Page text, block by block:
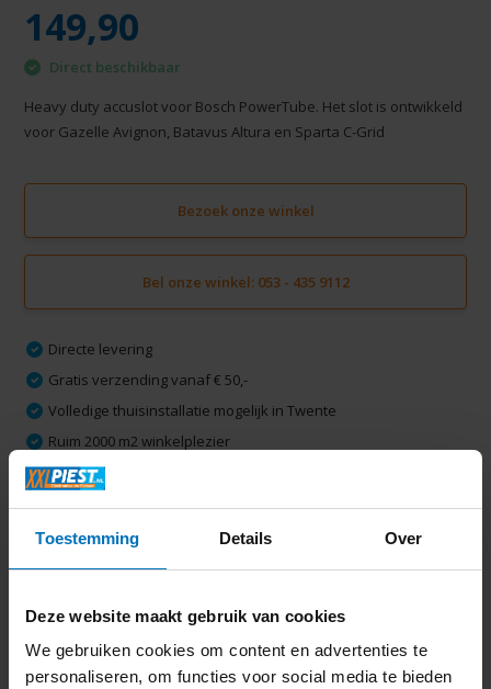
Toestemming Details Over
Deze website maakt gebruik van cookies
We gebruiken cookies om content en advertenties te
personaliseren, om functies voor social media te bieden
149,90
Direct beschikbaar
Heavy duty accuslot voor Bosch PowerTube. Het slot is ontwikkeld
voor Gazelle Avignon, Batavus Altura en Sparta C-Grid
Bezoek onze winkel
Bel onze winkel: 053 - 435 9112
Directe levering
Gratis verzending vanaf € 50,-
Volledige thuisinstallatie mogelijk in Twente
Ruim 2000 m2 winkelplezier
Productomschrijving
Laatst bekeken